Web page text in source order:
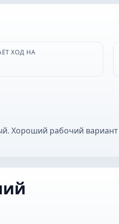
ХОД НА
Хороший рабочий